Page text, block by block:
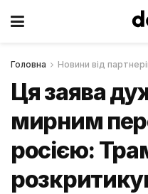
Головна Новини від
Ця заява
мирним
росією: